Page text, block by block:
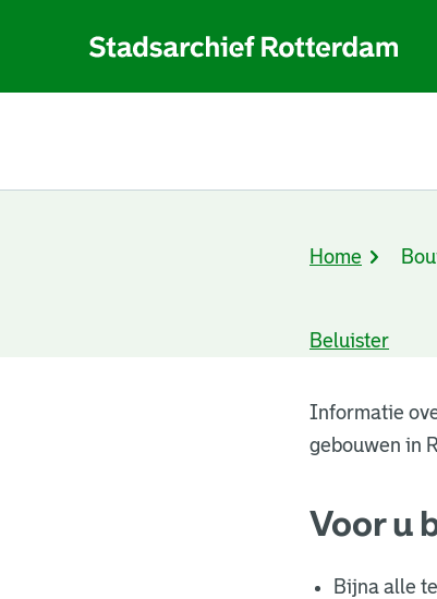
Kruimelpad
Home
Beluister
Bouwtekeningen
Informatie
gebouwen in
Voor u
Bijna alle